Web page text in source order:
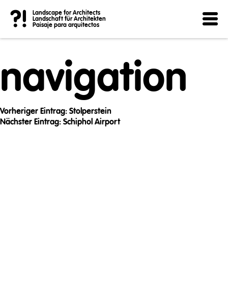
?!
Landscape for Architects
Landschaft für Architekten
Paisaje para arquitectos
Post
navigation
Vorheriger Eintrag: Stolperstein
Nächster Eintrag: Schiphol Airport